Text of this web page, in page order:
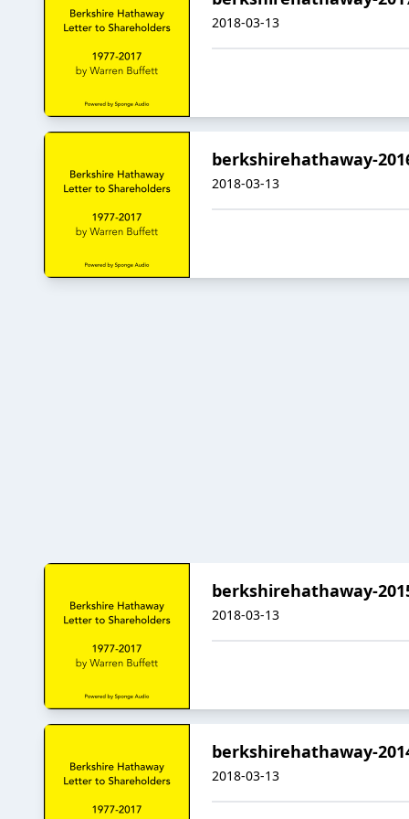
2018-03-13
berkshirehathaway-
2018-03-13
berkshirehathaway-
2018-03-13
berkshirehathaway-
2018-03-13